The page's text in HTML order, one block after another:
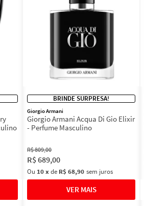
BRINDE SURPRESA!
Giorgio Armani
Giorgio Armani Acqua Di Gio Elixir
- Perfume Masculino
R$809,00
R$689,00
Ou 10xde R$ 68,90 sem juros